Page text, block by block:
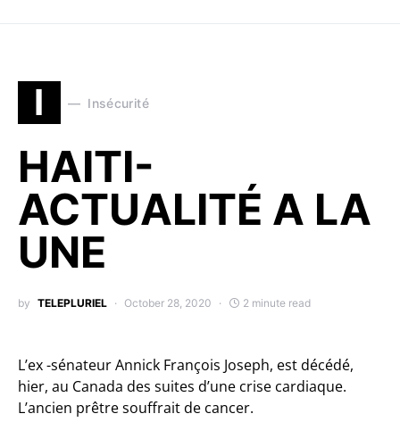
I Insécurité
HAITI-
ACTUALITÉ A LA
UNE
by TELEPLURIEL October 28, 2020 2 minute read
L’ex -sénateur Annick François Joseph, est décédé,
hier, au Canada des suites d’une crise cardiaque.
L’ancien prêtre souffrait de cancer.